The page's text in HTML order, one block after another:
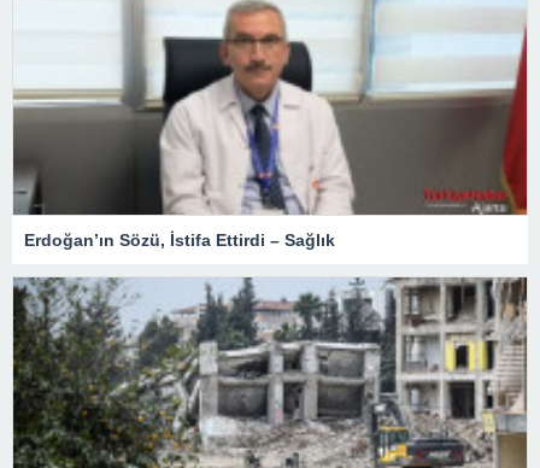
Erdoğan’ın Sözü, İstifa Ettirdi – Sağlık